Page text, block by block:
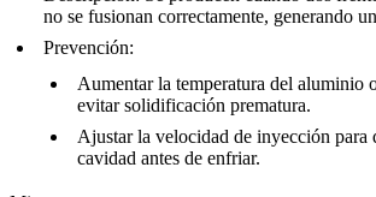
no se fusionan correctamente, generando
Prevención:
Aumentar la temperatura del aluminio
evitar solidificación prematura.
Ajustar la velocidad de inyección para
cavidad antes de enfriar.